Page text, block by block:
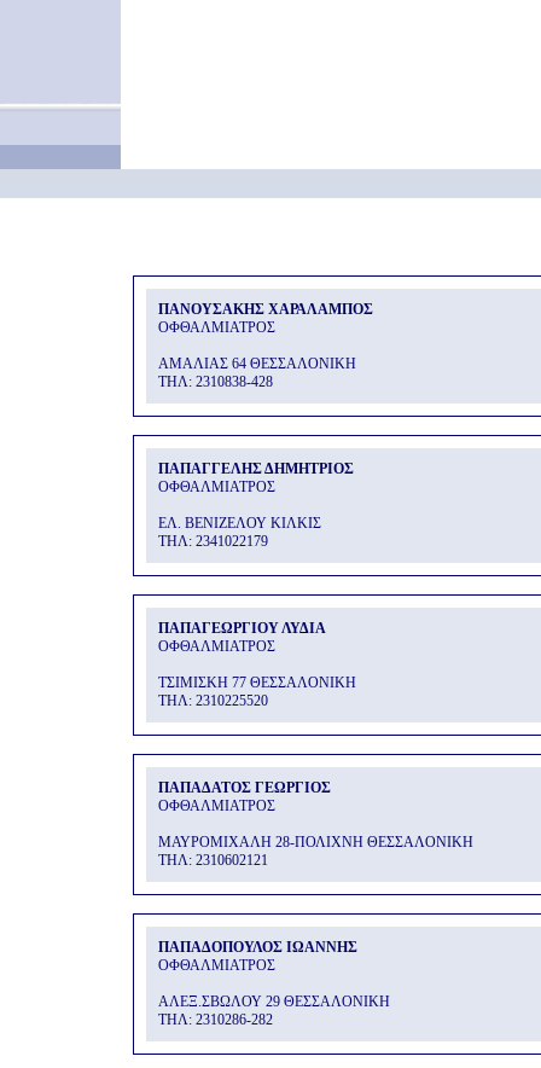
ΠΑΝΟΥΣΑΚΗΣ ΧΑΡΑΛΑΜΠΟΣ
ΟΦΘΑΛΜΙΑΤΡΟΣ
ΑΜΑΛΙΑΣ 64 ΘΕΣΣΑΛΟΝΙΚΗ
THΛ: 2310838-428
ΠΑΠΑΓΓΕΛΗΣ ΔΗΜΗΤΡΙΟΣ
ΟΦΘΑΛΜΙΑΤΡΟΣ
ΕΛ. ΒΕΝΙΖΕΛΟΥ ΚΙΛΚΙΣ
THΛ: 2341022179
ΠΑΠΑΓΕΩΡΓΙΟΥ ΛΥΔΙΑ
ΟΦΘΑΛΜΙΑΤΡΟΣ
ΤΣΙΜΙΣΚΗ 77 ΘΕΣΣΑΛΟΝΙΚΗ
THΛ: 2310225520
ΠΑΠΑΔΑΤΟΣ ΓΕΩΡΓΙΟΣ
ΟΦΘΑΛΜΙΑΤΡΟΣ
ΜΑΥΡΟΜΙΧΑΛΗ 28-ΠΟΛΙΧΝΗ ΘΕΣΣΑΛΟΝΙΚΗ
THΛ: 2310602121
ΠΑΠΑΔΟΠΟΥΛΟΣ ΙΩΑΝΝΗΣ
ΟΦΘΑΛΜΙΑΤΡΟΣ
ΑΛΕΞ.ΣΒΩΛΟΥ 29 ΘΕΣΣΑΛΟΝΙΚΗ
THΛ: 2310286-282